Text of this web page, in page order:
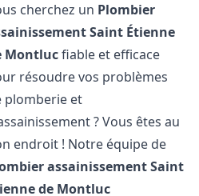
cherchez un Plombier
Saint Étienne
Montlucfiable et efficace
résoudre vos problèmes
plomberie et
? Vous êtes au
endroit ! Notre équipe de
assainissementSaint
de Montluc